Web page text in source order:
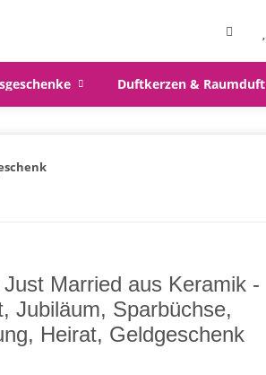
Duftkerzen & Raumduft
Married aus Keramik -
Jubiläum, Sparbüchse,
Heirat, Geldgeschenk